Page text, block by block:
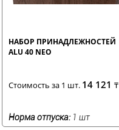
НАБОР ПРИНАДЛЕЖНОСТЕЙ
ALU 40 NEO
Стоимость за 1 шт. 14 121 ₸
Норма отпуска: 1 шт